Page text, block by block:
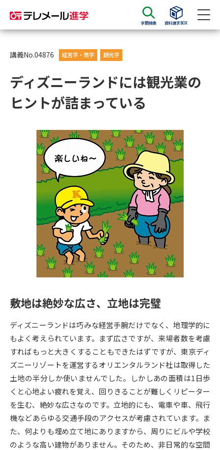
学問検索 資料請求BOX
資料請求
大学・短大の資料種類から請求
総合型選抜・学校推薦型選抜 募
集要項＆願書
大学入学共通テスト利用選抜の
募集要項＆願書
大学・短大以外の資料から請求
専門学校の資料請求 大学院の資料請求
留学・進学関連、塾・予備校
大学入学共通テスト「受験案
内」の請求
大学入学共通テスト「受験上の
配慮案内」の請求
高等学校卒業程度認定試験
幼稚園教員資格認定試験 小学校教員資格認定試験
高等学校（情報）教員資格認定
試験
大学研究 大学検索
大学で学べる内容や特徴を調べる
新増設大学・学部・学科特集
国際・グローバルに強い大学特
講義No.04876 経営学・商学 観光学
ディズニーランドには観光業の
ヒントが詰まっている
敷地は絶妙な広さ、立地は完璧
ディズニーランドは巧みな経営手腕だけでなく、地理学的に
もよく考えられています。まず広さですが、来場者数を考慮
すればもっと大きくすることもできたはずですが、東京ディ
ズニーリゾートを運営するオリエンタルランド社は取得した
土地の半分しか使いませんでした。しかしあの面積は1日歩
くと心地よい疲れを覚え、回りきることが難しくリピーター
を生む、絶妙な広さなのです。立地的にも、電車や車、飛行
機などあらゆる交通手段のアクセスが考慮されています。ま
た、何よりも埋め立て地にありますから、周りにビルや学校
のような高い建物がありません。そのため、非日常的な空間